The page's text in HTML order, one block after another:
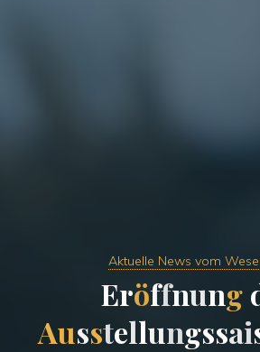
Aktuelle News vom
Eröffnung
Ausstellungssai